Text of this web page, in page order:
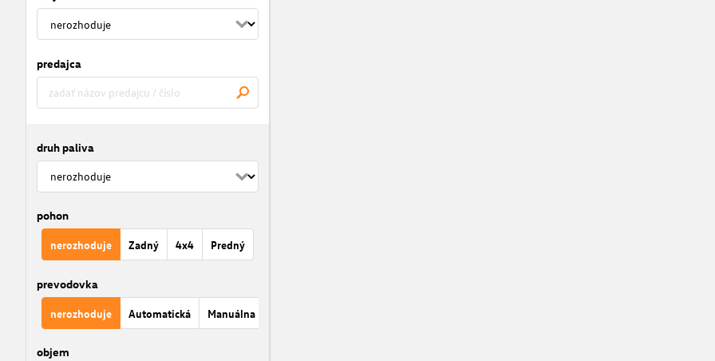
predajca
druh paliva
pohon
nerozhoduje Zadný 4x4 Predný
prevodovka
nerozhoduje Automatická Manuálna
objem